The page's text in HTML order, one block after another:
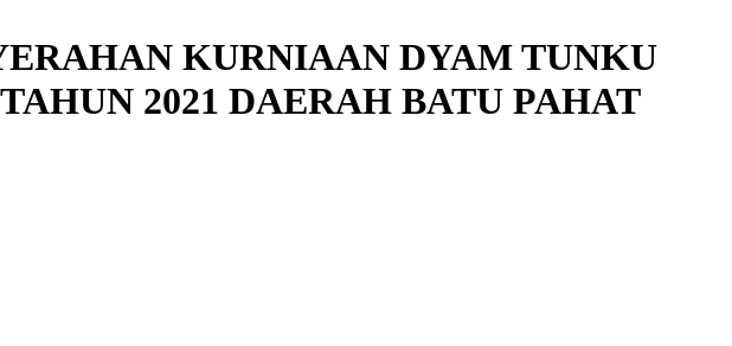
KURNIAAN DYAM TUNKU
2021 DAERAH BATU PAHAT